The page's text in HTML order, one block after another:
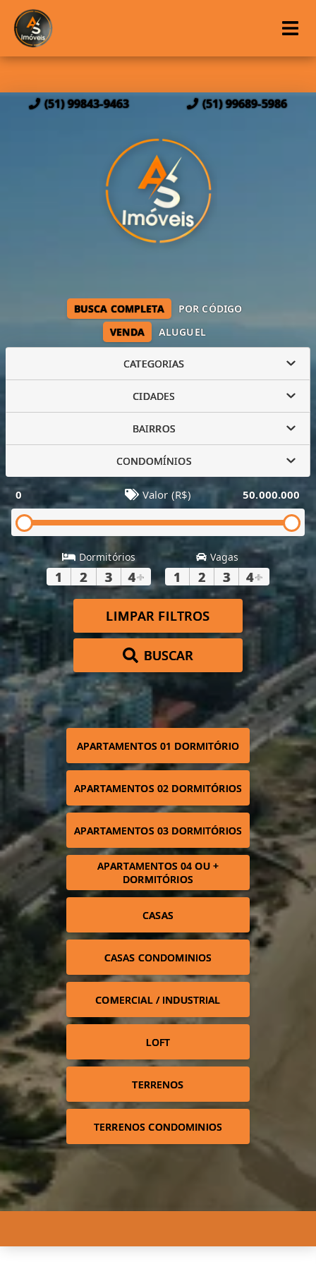
(51) 99843-9463 (51) 99689-5986
VENDA ALUGUEL
BUSCA COMPLETA POR CÓDIGO
CATEGORIAS
CIDADES
BAIRROS
CONDOMÍNIOS
0 Valor (R$) 50.000.000
Dormitórios
1 2 3 4+
Vagas
1 2 3 4+
LIMPAR FILTROS
BUSCAR
APARTAMENTOS 01 DORMITÓRIO
APARTAMENTOS 02 DORMITÓRIOS
APARTAMENTOS 03 DORMITÓRIOS
APARTAMENTOS 04 OU +
DORMITÓRIOS
CASAS
CASAS CONDOMINIOS
COMERCIAL / INDUSTRIAL
LOFT
TERRENOS
TERRENOS CONDOMINIOS